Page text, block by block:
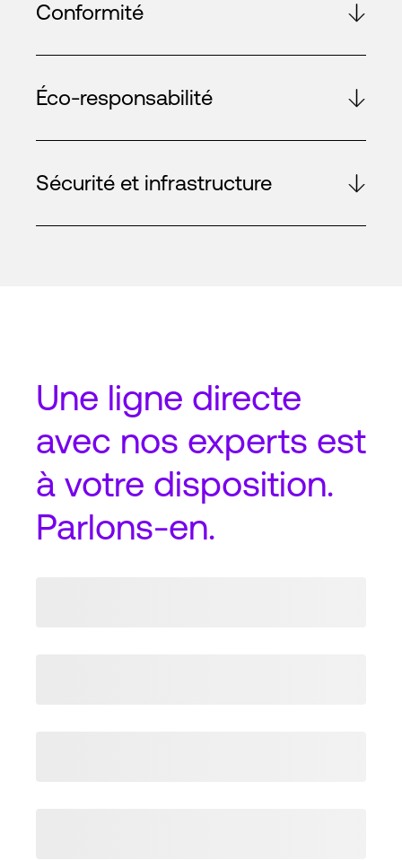
Conformité
Éco-responsabilité
Sécurité et infrastructure
Une ligne directe
avec nos experts est
à votre disposition.
Parlons-en.